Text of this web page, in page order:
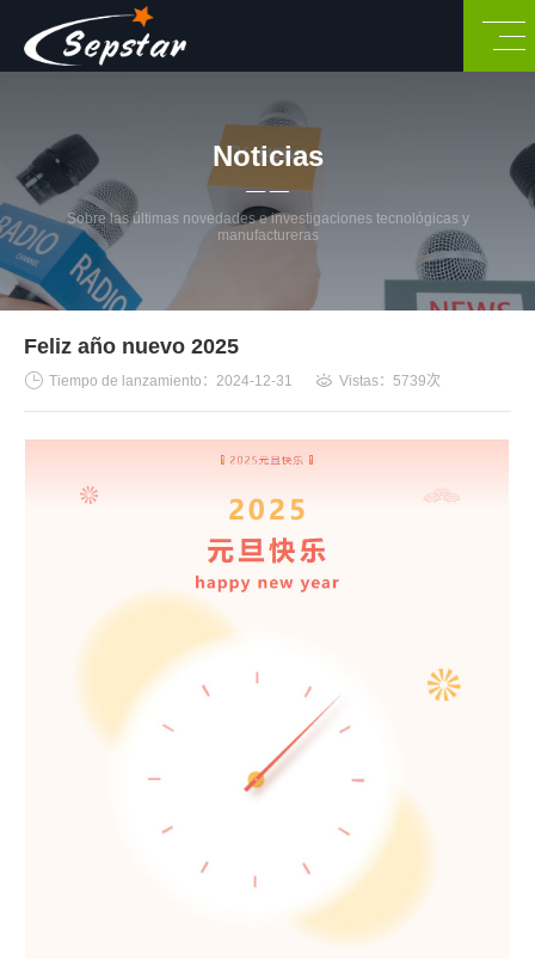
Noticias
Sobre las últimas novedades e investigaciones tecnológicas y
manufactureras
Feliz año nuevo 2025
Tiempo de lanzamiento：2024-12-31 Vistas：5739次